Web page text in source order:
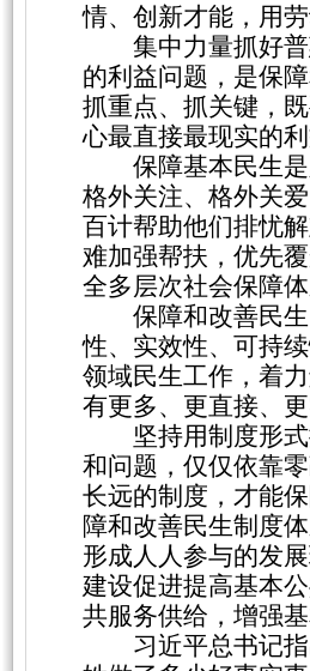
情、创新才能，用
集中力量抓好
的利益问题，是保
抓重点、抓关键，
心最直接最现实的
保障基本民生
格外关注、格外关
百计帮助他们排忧
难加强帮扶，优先
全多层次社会保障
保障和改善民
性、实效性、可持
领域民生工作，着
有更多、更直接、
坚持用制度形
和问题，仅仅依靠
长远的制度，才能
障和改善民生制度
形成人人参与的发
建设促进提高基本
共服务供给，增强
习近平总书记指